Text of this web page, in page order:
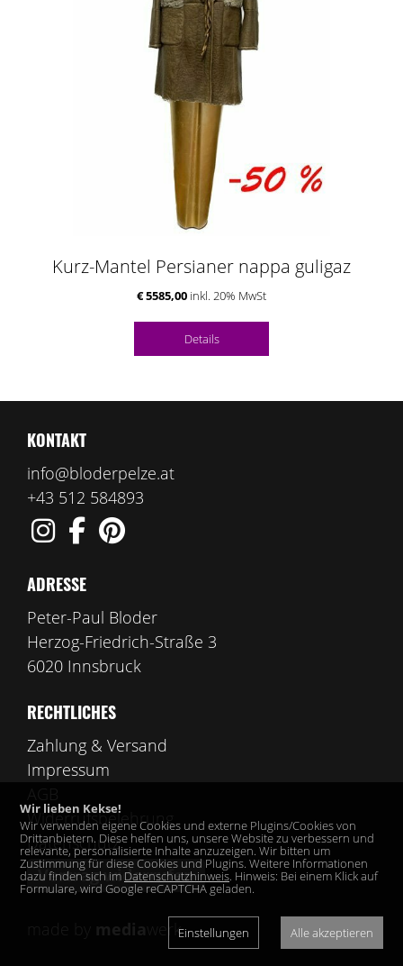
Kurz-Mantel Persianer nappa guligaz
€ 5585,00 inkl. 20% MwSt
Details
KONTAKT
info@bloderpelze.at
+43 512 584893
ADRESSE
Peter-Paul Bloder
Herzog-Friedrich-Straße 3
6020 Innsbruck
RECHTLICHES
Zahlung & Versand
Impressum
Widerrufsbelehrung
Datenschutz
Vertrag widerrufen
werk
Wir lieben Kekse!
Wir verwenden eigene Cookies und externe Plugins/Cookies von
Drittanbietern. Diese helfen uns, unsere Website zu verbessern und
relevante, personalisierte Inhalte anzuzeigen. Wir bitten um
Zustimmung für diese Cookies und Plugins. Weitere Informationen
dazu finden sich im Datenschutzhinweis. Hinweis: Bei einem Klick auf
Formulare, wird Google reCAPTCHA geladen.
Einstellungen Alle akzeptieren